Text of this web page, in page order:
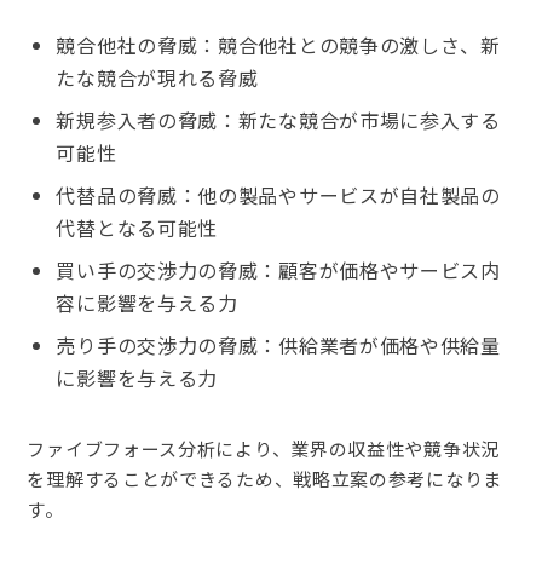
競合他社の脅威：競合他社との競争の激しさ、新
たな競合が現れる脅威
新規参入者の脅威：新たな競合が市場に参入する
可能性
代替品の脅威：他の製品やサービスが自社製品の
代替となる可能性
買い手の交渉力の脅威：顧客が価格やサービス内
容に影響を与える力
売り手の交渉力の脅威：供給業者が価格や供給量
に影響を与える力
ファイブフォース分析により、業界の収益性や競争状況
を理解することができるため、戦略立案の参考になりま
す。